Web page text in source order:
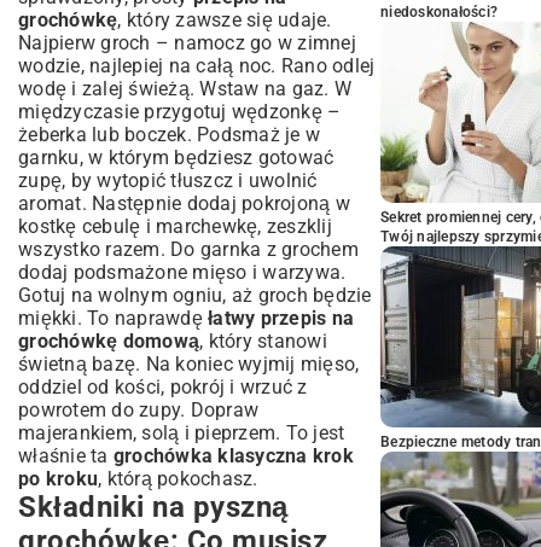
grochówkę, który zawsze się udaje.
Najpierw groch – namocz go w zimnej
wodzie, najlepiej na całą noc. Rano odlej
wodę i zalej świeżą. Wstaw na gaz. W
międzyczasie przygotuj wędzonkę –
żeberka lub boczek. Podsmaż je w
garnku, w którym będziesz gotować
zupę, by wytopić tłuszcz i uwolnić
aromat. Następnie dodaj pokrojoną w
kostkę cebulę i marchewkę, zeszklij
wszystko razem. Do garnka z grochem
dodaj podsmażone mięso i warzywa.
Gotuj na wolnym ogniu, aż groch będzie
miękki. To naprawdę łatwy przepis na
grochówkę domową, który stanowi
świetną bazę. Na koniec wyjmij mięso,
oddziel od kości, pokrój i wrzuć z
powrotem do zupy. Dopraw
majerankiem, solą i pieprzem. To jest
właśnie ta grochówka klasyczna krok
po kroku, którą pokochasz.
Składniki na pyszną
niedoskonałości?
Sekret promiennej
Twój najlepszy
Bezpieczne metody